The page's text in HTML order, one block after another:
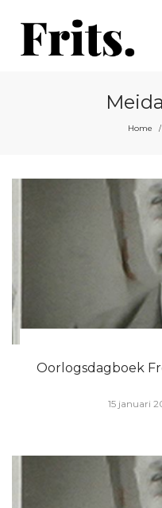
Home /
Oorlogsdagboek
Posted
15 januari